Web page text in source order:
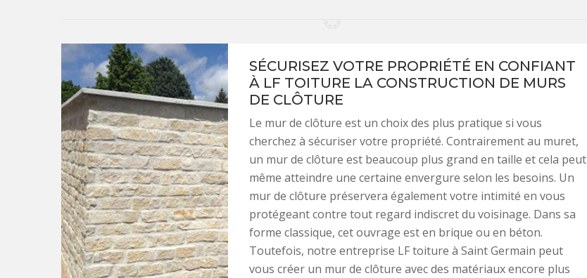
SÉCURISEZ VOTRE PROPRIÉTÉ EN CONFIANT
À LF TOITURE LA CONSTRUCTION DE MURS
DE CLÔTURE
Le mur de clôture est un choix des plus pratique si vous
cherchez à sécuriser votre propriété. Contrairement au muret,
un mur de clôture est beaucoup plus grand en taille et cela peut
même atteindre une certaine envergure selon les besoins. Un
mur de clôture préservera également votre intimité en vous
protégeant contre tout regard indiscret du voisinage. Dans sa
forme classique, cet ouvrage est en brique ou en béton.
Toutefois, notre entreprise LF toiture à Saint Germain peut
vous créer un mur de clôture avec des matériaux encore plus